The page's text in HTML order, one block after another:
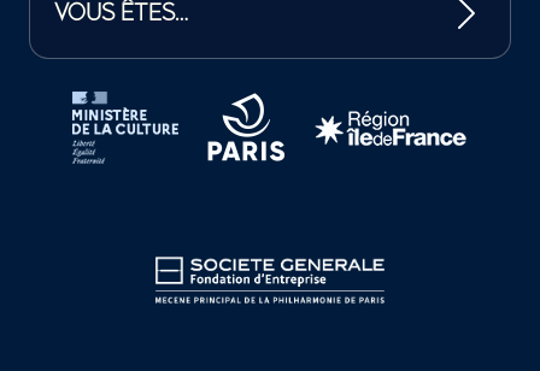
VOUS ÊTES…
Tutelles et mécènes de la Philharmonie de Paris